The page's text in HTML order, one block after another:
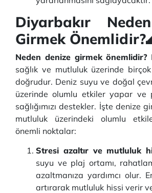
Diyarbakır
Girmek
Neden denize girmek önemlidir?
sağlık ve mutluluk üzerinde
doğrudur. Deniz suyu ve doğal
üzerinde olumlu etkiler yapar ve
sağlığımızı destekler. İşte denize
mutluluk üzerindeki olumlu
önemli noktalar:
Stresi azaltır ve mutluluk
suyu ve plaj ortamı,
azaltmanıza yardımcı olur.
artırarak mutluluk hissi verir